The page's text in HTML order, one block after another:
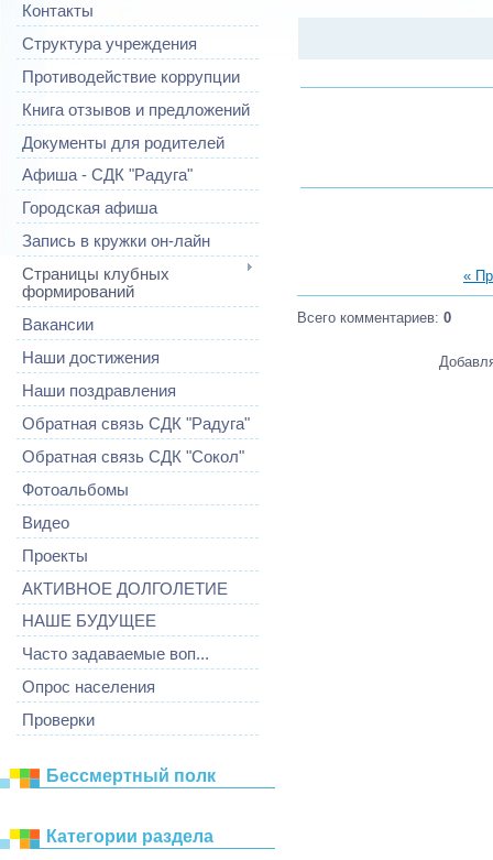
Контакты
Структура учреждения
Противодействие коррупции
Книга отзывов и предложений
Документы для родителей
Афиша - СДК "Радуга"
Городская афиша
Запись в кружки он-лайн
Страницы клубных
формирований
Вакансии
Наши достижения
Наши поздравления
Обратная связь СДК "Радуга"
Обратная связь СДК "Сокол"
Фотоальбомы
Видео
Проекты
АКТИВНОЕ ДОЛГОЛЕТИЕ
НАШЕ БУДУЩЕЕ
Часто задаваемые воп...
Опрос населения
Проверки
Бессмертный полк
Категории раздела
«
Всего комментариев: 0